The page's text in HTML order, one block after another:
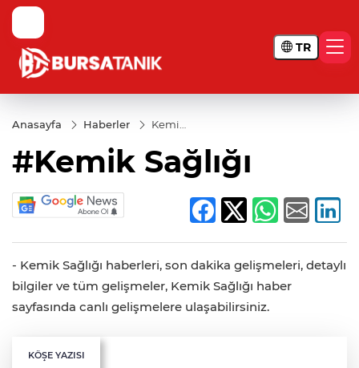
TR
Anasayfa Haberler
Kemik
#Kemik Sağlığı
- Kemik Sağlığı haberleri, son dakika gelişmeleri, detaylı
bilgiler ve tüm gelişmeler, Kemik Sağlığı haber
sayfasında canlı gelişmelere ulaşabilirsiniz.
KÖŞE YAZISI